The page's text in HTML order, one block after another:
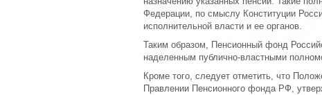
Федерации, по смыслу Конституции
исполнительной власти и ее органов.
Таким образом, Пенсионный фонд
наделенным публично-властными
Кроме того, следует отметить, что
Правлении Пенсионного фонда РФ,